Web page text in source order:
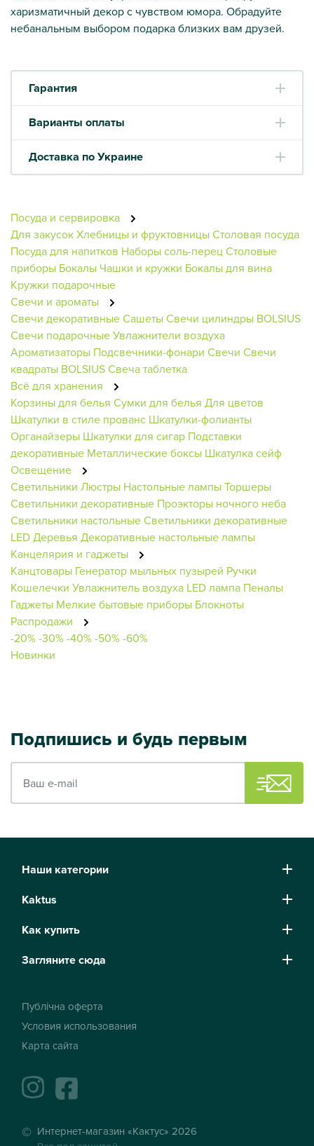
харизматичный декор с чувством юмора. Обрадуйте
небанальным выбором подарка близких вам друзей.
Гарантия
Варианты оплаты
Доставка по Украине
Посуда и сервировка
Для закусокХлебницы и фруктовницыСтоловая посуда
Посуда для напитков Наборы соль-перецСтоловые
приборы Бокалы Чашки и кружки Бокалы для вина
Кружки подарочные
Свечи и ароматы
Свечи декоративныеСашетыСвечи цилиндры BOLSIUS
Свечи подарочныеУвлажнители воздуха
Ароматизаторы Подсвечники-фонари Свечи Свечи
квадраты BOLSIUSСвеча таблетка
Всё для хранения
Корзины для белья Сумки для белья Для цветов
Шкатулки в стиле прованс Шкатулки-фолианты
Органайзеры Шкатулки для сигар Подставки
декоративные Металлические боксы Шкатулка сейф
Освещение
Светильники Люстры Настольные лампыТоршеры
Светильники декоративные Проэкторы ночного неба
Светильники настольныеСветильники декоративные
LED Деревья Декоративные настольные лампы
Канцелярия и гаджеты
Канцтовары Генератор мыльных пузырей Ручки
Кошелечки Увлажнитель воздуха LED лампа Пеналы
Гаджеты Мелкие бытовые приборы Блокноты
Распродажи
-20%-30%-40%-50%-60%
Новинки
Подпишись и будь первым
Наши категории
Kaktus
Как купить
Загляните сюда
Публічна оферта
Условия использования
Карта сайта
instagramfacebook
Интернет-магазин «Кактус» 2026